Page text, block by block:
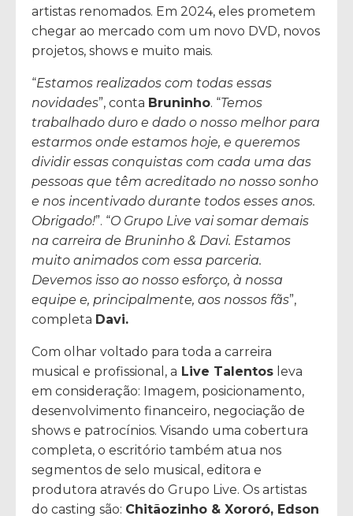
artistas renomados. Em 2024, eles prometem
chegar ao mercado com um novo DVD, novos
projetos, shows e muito mais.
“Estamos realizados com todas essas
novidades”, conta Bruninho. “Temos
trabalhado duro e dado o nosso melhor para
estarmos onde estamos hoje, e queremos
dividir essas conquistas com cada uma das
pessoas que têm acreditado no nosso sonho
e nos incentivado durante todos esses anos.
Obrigado!”. “O Grupo Live vai somar demais
na carreira de Bruninho & Davi. Estamos
muito animados com essa parceria.
Devemos isso ao nosso esforço, à nossa
equipe e, principalmente, aos nossos fãs”,
completa Davi.
Com olhar voltado para toda a carreira
musical e profissional, a Live Talentos leva
em consideração: Imagem, posicionamento,
desenvolvimento financeiro, negociação de
shows e patrocínios. Visando uma cobertura
completa, o escritório também atua nos
segmentos de selo musical, editora e
produtora através do Grupo Live. Os artistas
do casting são: Chitãozinho & Xororó, Edson